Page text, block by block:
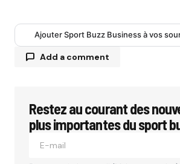
Ajouter Sport Buzz Business à vos
Add a comment
Votre adresse e-mail ne sera pas
champs obligatoires sont
Restez au courant des
plus importantes du sport